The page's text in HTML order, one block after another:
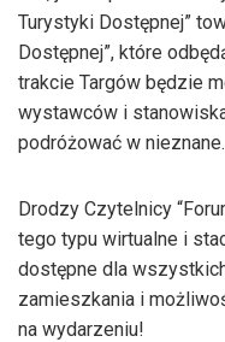
Turystyki Dostępnej”
Dostępnej”, które
trakcie Targów będzie
wystawców i
podróżować w nieznane.
Drodzy Czytelnicy
tego typu wirtualne i
dostępne dla
zamieszkania i
na wydarzeniu!